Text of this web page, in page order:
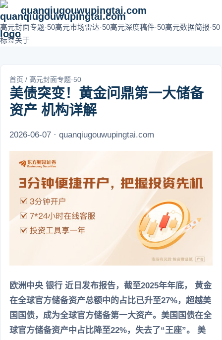
quanqiugouwupingtai.com
高元封面专题·50高元市场雷达·50高元深度稿件·50高元数据简报·50
标签关于
首页 / 高元封面专题·50
美债突变！黄金问鼎第一大储备
资产 机构详解
2026-06-07 · quanqiugouwupingtai.com
欧洲中央 银行 近日发布报告，截至2025年年底， 黄金
在全球官方储备资产总额中的占比已升至27%，超越美
国国债，成为全球官方储备第一大资产。美国国债在全
球官方储备资产中占比降至22%，失去了“王座”。 美